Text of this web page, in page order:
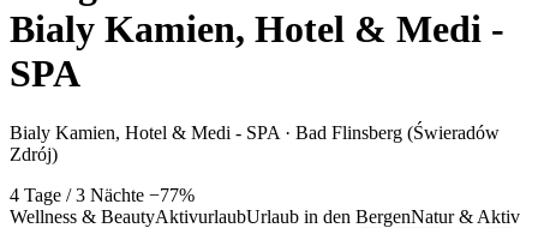
Bialy Kamien, Hotel & Medi -
SPA
Bialy Kamien, Hotel & Medi - SPA · Bad Flinsberg (Świeradów
Zdrój)
4 Tage / 3 Nächte −77%
Wellness & BeautyAktivurlaubUrlaub in den BergenNatur & Aktiv